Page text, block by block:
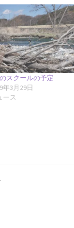
スクールの予定
年3月29日
ース